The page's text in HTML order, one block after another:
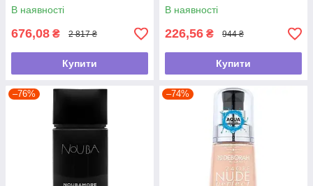
В наявності
676,08 ₴ 2 817 ₴
Купити
В наявності
226,56 ₴ 944 ₴
Купити
–76% –74%